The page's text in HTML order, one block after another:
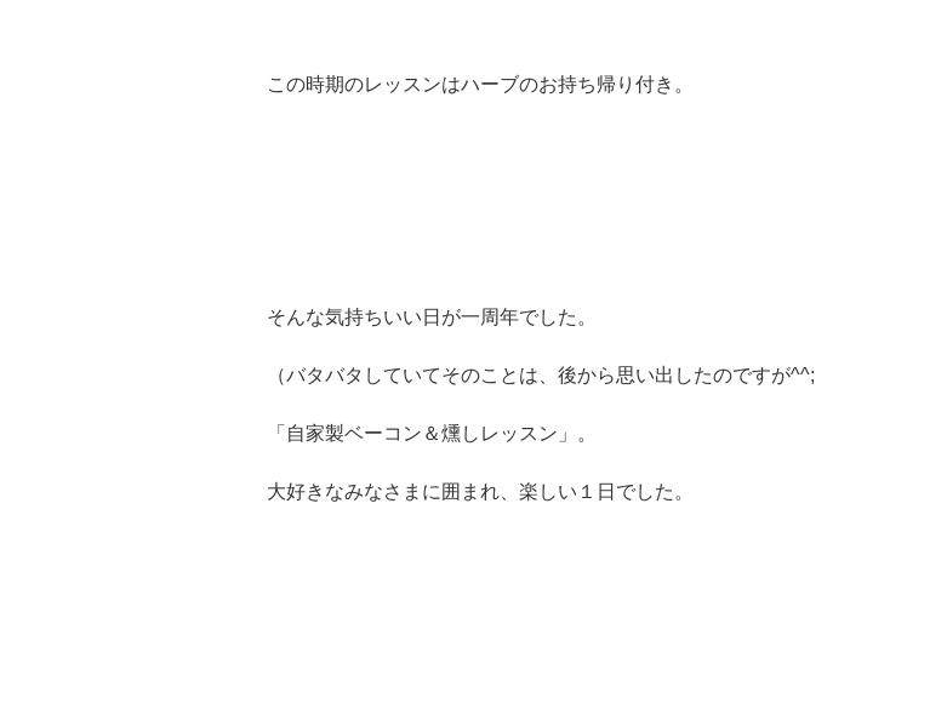
この時期のレッスンはハーブのお持ち帰り付き。
そんな気持ちいい日が一周年でした。
（バタバタしていてそのことは、後から思い出したのですが^^;
「自家製ベーコン＆燻しレッスン」。
大好きなみなさまに囲まれ、楽しい１日でした。